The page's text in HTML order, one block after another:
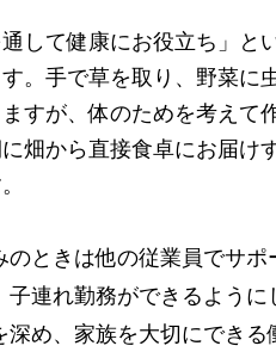
して健康にお役立ち」と
。手で草を取り、野菜に
すが、体のためを考えて
畑から直接食卓にお届け
のときは他の従業員でサポ
子連れ勤務ができるように
め、家族を大切にできる